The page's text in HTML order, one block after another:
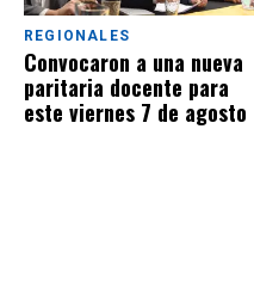
REGIONALES
Convocaron a una nueva
paritaria docente para
este viernes 7 de agosto